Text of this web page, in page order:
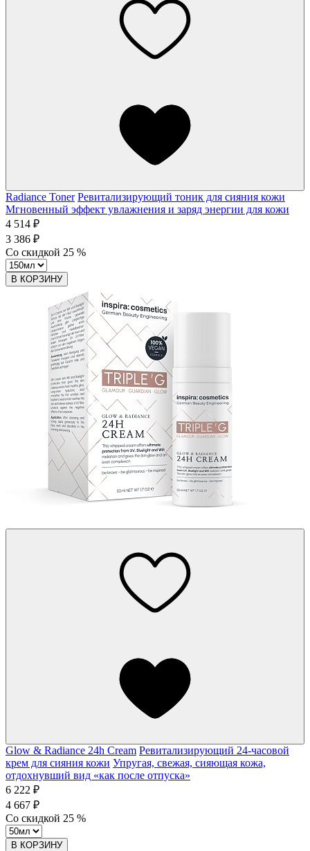
Radiance Toner Ревитализирующий тоник для сияния кожи
Мгновенный эффект увлажнения и заряд энергии для кожи
4 514 ₽
3 386 ₽
Со скидкой 25 %
В КОРЗИНУ
Glow & Radiance 24h Cream Ревитализирующий 24-часовой
крем для сияния кожи Упругая, свежая, сияющая кожа,
отдохнувший вид «как после отпуска»
6 222 ₽
4 667 ₽
Со скидкой 25 %
В КОРЗИНУ